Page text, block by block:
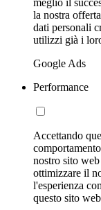
meglio il
la nostra
dati personali
utilizzi già i
Google Ads
Performance
Accettando
nostro sito
ottimizzare il
l'esperienza
questo sito